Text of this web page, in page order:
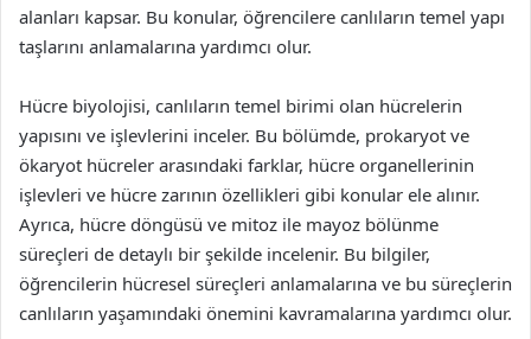
alanları kapsar. Bu konular, öğrencilere canlıların temel yapı
taşlarını anlamalarına yardımcı olur.
Hücre biyolojisi, canlıların temel birimi olan hücrelerin
yapısını ve işlevlerini inceler. Bu bölümde, prokaryot ve
ökaryot hücreler arasındaki farklar, hücre organellerinin
işlevleri ve hücre zarının özellikleri gibi konular ele alınır.
Ayrıca, hücre döngüsü ve mitoz ile mayoz bölünme
süreçleri de detaylı bir şekilde incelenir. Bu bilgiler,
öğrencilerin hücresel süreçleri anlamalarına ve bu süreçlerin
canlıların yaşamındaki önemini kavramalarına yardımcı olur.